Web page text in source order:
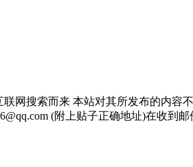
网搜索而来 本站对其所发布的内容
(附上贴子正确地址)在收到